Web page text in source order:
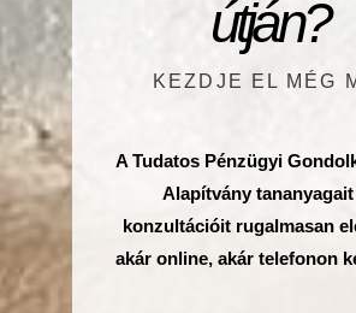
útján?
KEZDJE EL MÉG
A Tudatos Pénzügyi
Alapítvány tananyagait
konzultációit rugalmasan
akár online, akár telefonon